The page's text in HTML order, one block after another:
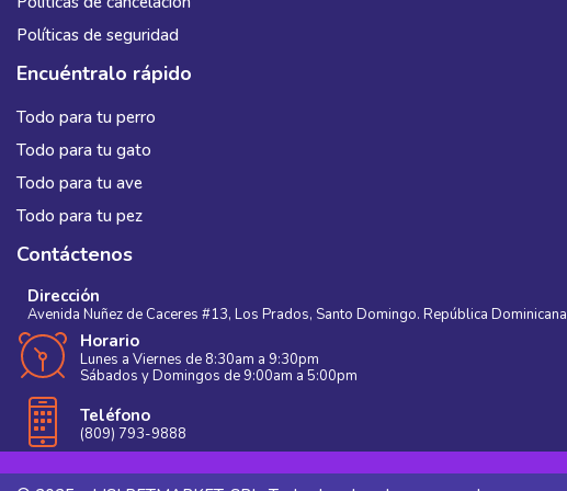
Políticas de seguridad
Encuéntralo rápido
Todo para tu perro
Todo para tu gato
Todo para tu ave
Todo para tu pez
Contáctenos
Dirección
Avenida Nuñez de Caceres #13, Los Prados, Santo Domingo. República Dominicana
Horario
Lunes a Viernes de 8:30am a 9:30pm
Sábados y Domingos de 9:00am a 5:00pm
Teléfono
(809) 793-9888